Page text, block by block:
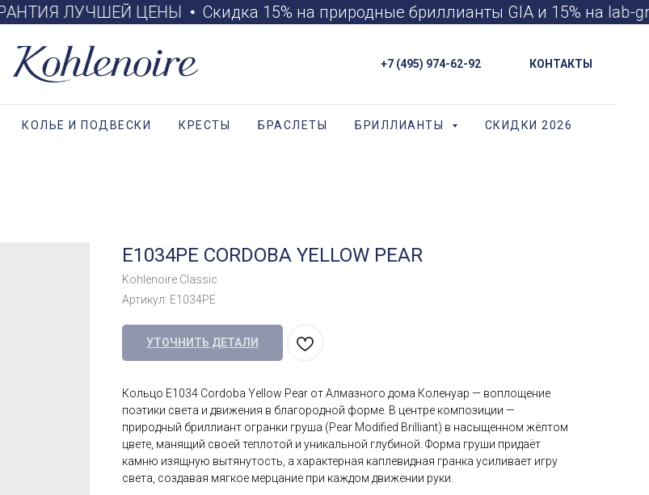
ЛУЧШЕЙ ЦЕНЫ Скидка 15% на природные бриллианты GIA и 15% на
+7 (495) 974-62-92 КОНТАКТЫ
КОЛЬЕ И ПОДВЕСКИ КРЕСТЫ БРАСЛЕТЫ БРИЛЛИАНТЫ СКИДКИ 2026
E1034PE CORDOBA YELLOW PEAR
Kohlenoire Classic
Артикул: E1034PE
УТОЧНИТЬ ДЕТАЛИ
Кольцо E1034 Cordoba Yellow Pear от Алмазного дома Коленуар — воплощение
поэтики света и движения в благородной форме. В центре композиции —
природный бриллиант огранки груша (Pear Modified Brilliant) в насыщенном жёлтом
цвете, манящий своей теплотой и уникальной глубиной. Форма груши придаёт
камню изящную вытянутость, а характерная каплевидная гранка усиливает игру
света, создавая мягкое мерцание при каждом движении руки.